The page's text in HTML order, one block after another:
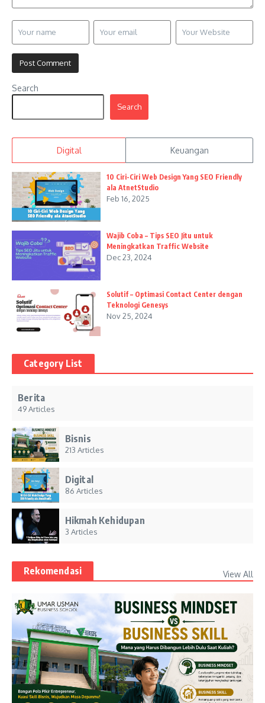
Search
Search
Digital Keuangan
10 Ciri-Ciri Web Design Yang SEO Friendly
ala AtnetStudio
Feb 16, 2025
Wajib Coba – Tips SEO Jitu untuk
Meningkatkan Traffic Website
Dec 23, 2024
Solutif – Optimasi Contact Center dengan
Teknologi Genesys
Nov 25, 2024
Category List
Berita
49 Articles
Bisnis
213 Articles
Digital
86 Articles
Hikmah Kehidupan
3 Articles
Rekomendasi View All